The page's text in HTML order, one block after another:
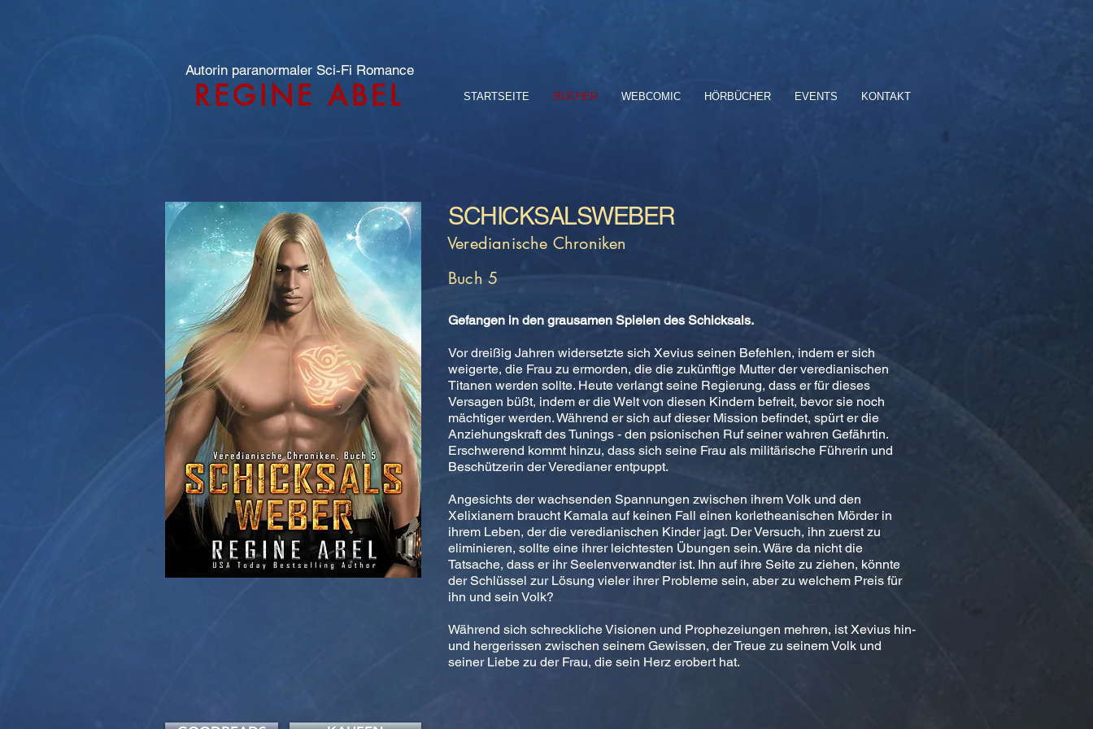
Autorin paranormaler Sci-Fi Romance
REGINE ABEL STARTSEITE BÜCHER WEBCOMIC HÖRBÜCHER EVENTS KONTAKT
SCHICKSALSWEBER
Veredianische Chroniken
Buch 5
Gefangen in den grausamen Spielen des Schicksals.
Vor dreißig Jahren widersetzte sich Xevius seinen Befehlen, indem er sich
weigerte, die Frau zu ermorden, die die zukünftige Mutter der veredianischen
Titanen werden sollte. Heute verlangt seine Regierung, dass er für dieses
Versagen büßt, indem er die Welt von diesen Kindern befreit, bevor sie noch
mächtiger werden. Während er sich auf dieser Mission befindet, spürt er die
Anziehungskraft des Tunings - den psionischen Ruf seiner wahren Gefährtin.
Erschwerend kommt hinzu, dass sich seine Frau als militärische Führerin und
Beschützerin der Veredianer entpuppt.
Angesichts der wachsenden Spannungen zwischen ihrem Volk und den
Xelixianern braucht Kamala auf keinen Fall einen korletheanischen Mörder in
ihrem Leben, der die veredianischen Kinder jagt. Der Versuch, ihn zuerst zu
eliminieren, sollte eine ihrer leichtesten Übungen sein. Wäre da nicht die
Tatsache, dass er ihr Seelenverwandter ist. Ihn auf ihre Seite zu ziehen, könnte
der Schlüssel zur Lösung vieler ihrer Probleme sein, aber zu welchem Preis für
ihn und sein Volk?
Während sich schreckliche Visionen und Prophezeiungen mehren, ist Xevius hin-
und hergerissen zwischen seinem Gewissen, der Treue zu seinem Volk und
seiner Liebe zu der Frau, die sein Herz erobert hat.